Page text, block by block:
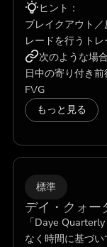
ヒント：
ブレイクアウト
レードを行うト
次のような場
日中の寄り付き
FVG
もっと見る
標準
デイ・クォー
「Daye
なく時間に基づ